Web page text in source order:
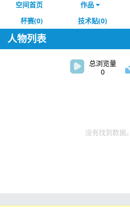
空间首页 作品
杯赛(0)
技术贴(0)
人物列表
总浏览量
0
没有找到数据。